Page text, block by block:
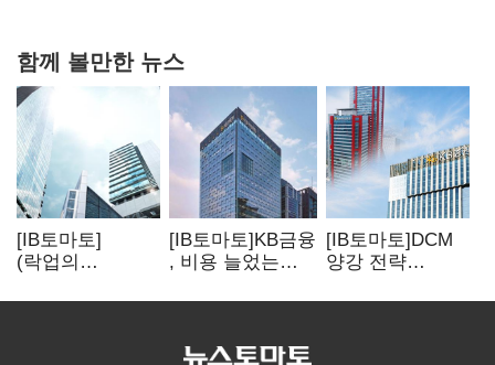
함께 볼만한 뉴스
[IB토마토]
(락업의
뒤 풀리는 FI
[IB토마토]KB금융
, 비용 늘었는데
개선…증권 호황
[IB토마토]DCM
양강 전략
승부처는 하반기